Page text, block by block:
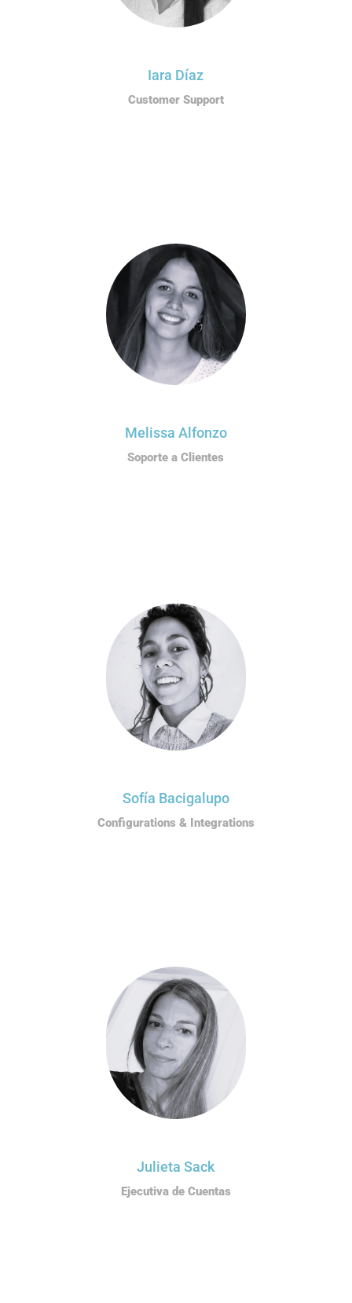
Iara Díaz
Customer Support
Melissa Alfonzo
Soporte a Clientes
Sofía Bacigalupo
Configurations & Integrations
Julieta Sack
Ejecutiva de Cuentas